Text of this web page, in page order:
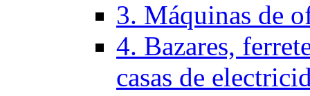
3. Máquinas de
4. Bazares,
casas de